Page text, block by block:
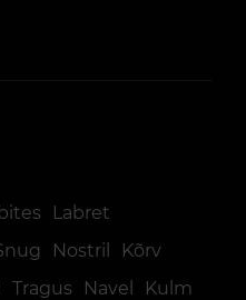
Labret
Nostril
Kõrv
Tragus Navel
Kulm